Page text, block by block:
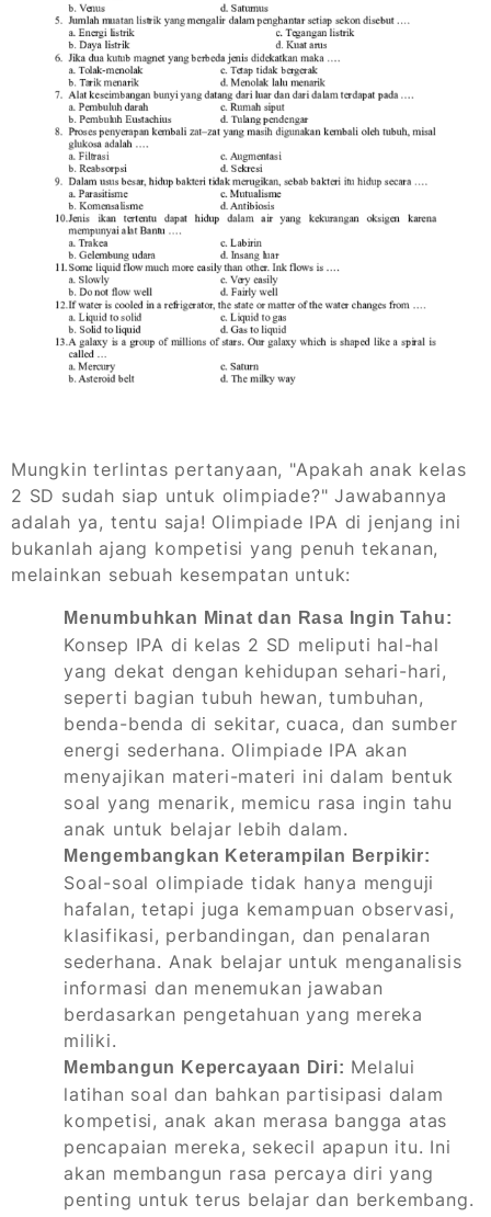
Mungkin terlintas pertanyaan, "Apakah anak kelas
2 SD sudah siap untuk olimpiade?" Jawabannya
adalah ya, tentu saja! Olimpiade IPA di jenjang ini
bukanlah ajang kompetisi yang penuh tekanan,
melainkan sebuah kesempatan untuk:
Menumbuhkan Minat dan Rasa Ingin Tahu:
Konsep IPA di kelas 2 SD meliputi hal-hal
yang dekat dengan kehidupan sehari-hari,
seperti bagian tubuh hewan, tumbuhan,
benda-benda di sekitar, cuaca, dan sumber
energi sederhana. Olimpiade IPA akan
menyajikan materi-materi ini dalam bentuk
soal yang menarik, memicu rasa ingin tahu
anak untuk belajar lebih dalam.
Mengembangkan Keterampilan Berpikir:
Soal-soal olimpiade tidak hanya menguji
hafalan, tetapi juga kemampuan observasi,
klasifikasi, perbandingan, dan penalaran
sederhana. Anak belajar untuk menganalisis
informasi dan menemukan jawaban
berdasarkan pengetahuan yang mereka
miliki.
Membangun Kepercayaan Diri: Melalui
latihan soal dan bahkan partisipasi dalam
kompetisi, anak akan merasa bangga atas
pencapaian mereka, sekecil apapun itu. Ini
akan membangun rasa percaya diri yang
penting untuk terus belajar dan berkembang.